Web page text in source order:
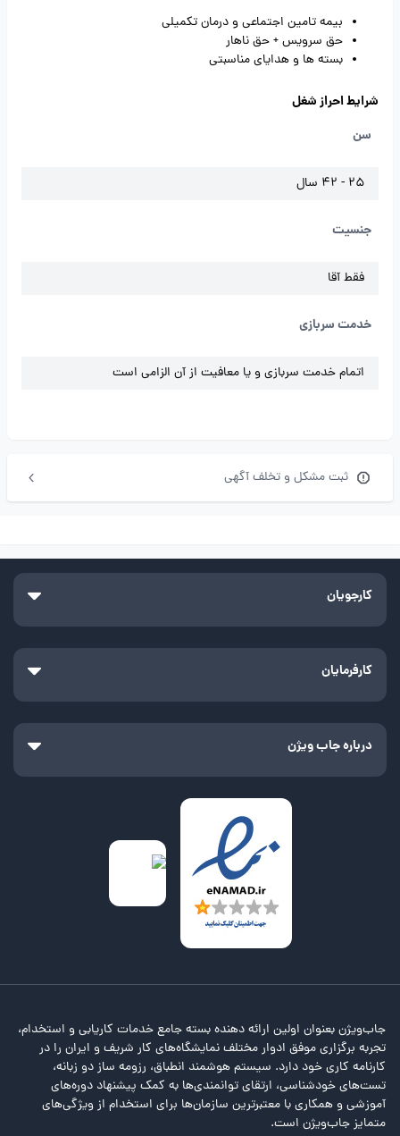
بیمه تامین اجتماعی و درمان تکمیلی
حق سرویس + حق ناهار
بسته ها و هدایای مناسبتی
شرایط احراز شغل
سن
25 - 42 سال
جنسیت
فقط آقا
خدمت سربازی
اتمام خدمت سربازی و یا معافیت از آن الزامی است
ثبت مشکل و تخلف آگهی
کارجویان
کارفرمایان
درباره جاب ویژن
جاب‌ویژن بعنوان اولین ارائه دهنده بسته جامع خدمات کاریابی و استخدام،
تجربه برگزاری موفق ادوار مختلف نمایشگاه‌های کار شریف و ایران را در
کارنامه کاری خود دارد. سیستم هوشمند انطباق، رزومه ساز دو زبانه،
تست‌های خودشناسی، ارتقای توانمندی‌ها به کمک پیشنهاد دوره‌های
آموزشی و همکاری با معتبرترین سازمان‌ها برای استخدام از ویژگی‌های
متمایز جاب‌ویژن است.